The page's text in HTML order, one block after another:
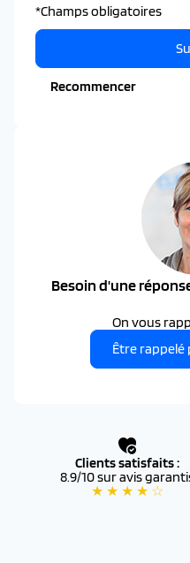
*Champs obligatoires
Recommencer
Besoin d'une
On vous
Être rappelé
Clients satisfaits :
8.9/10 sur avis
★ ★ ★ ★ ☆